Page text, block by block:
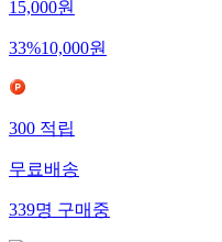
15,000원
33%10,000원
300적립
무료배송
339명구매중